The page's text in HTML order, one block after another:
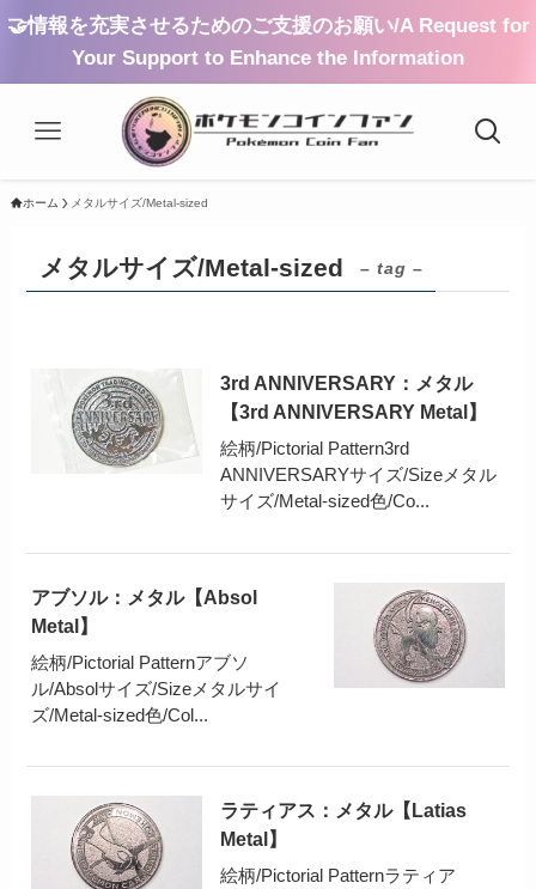
🤝情報を充実させるためのご支援のお願い/A Request for
Your Support to Enhance the Information
ホーム メタルサイズ/Metal-sized
メタルサイズ/Metal-sized – tag –
3rd ANNIVERSARY：メタル
【3rd ANNIVERSARY Metal】
絵柄/Pictorial Pattern3rd
ANNIVERSARYサイズ/Sizeメタル
サイズ/Metal-sized色/Co...
アブソル：メタル【Absol
Metal】
絵柄/Pictorial Patternアブソ
ル/Absolサイズ/Sizeメタルサイ
ズ/Metal-sized色/Col...
ラティアス：メタル【Latias
Metal】
絵柄/Pictorial Patternラティア